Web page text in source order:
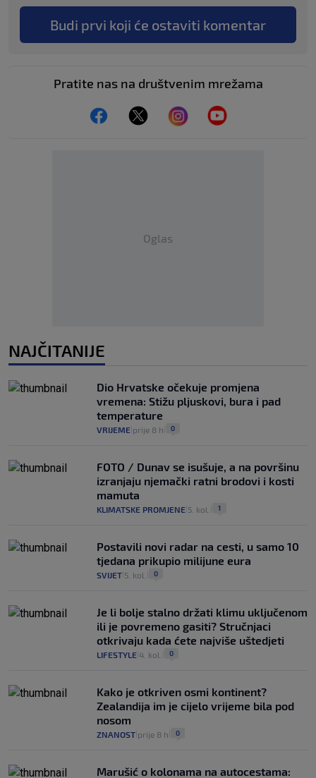
Budi prvi koji će ostaviti komentar
Pratite nas na društvenim mrežama
Oglas
NAJČITANIJE
Dio Hrvatske očekuje promjena
vremena: Stižu pljuskovi, bura i pad
temperature
VRIJEME prije 8 h 0
FOTO / Dunav se isušuje, a na površinu
izranjaju njemački ratni brodovi i kosti
mamuta
KLIMATSKE PROMJENE 5. kol. 1
Postavili novi radar na cesti, u samo 10
tjedana prikupio milijune eura
SVIJET 5. kol. 0
Je li bolje stalno držati klimu uključenom
ili je povremeno gasiti? Stručnjaci
otkrivaju kada ćete najviše uštedjeti
LIFESTYLE 4. kol. 0
Kako je otkriven osmi kontinent?
Zealandija im je cijelo vrijeme bila pod
nosom
ZNANOST prije 8 h 0
Marušić o kolonama na autocestama: